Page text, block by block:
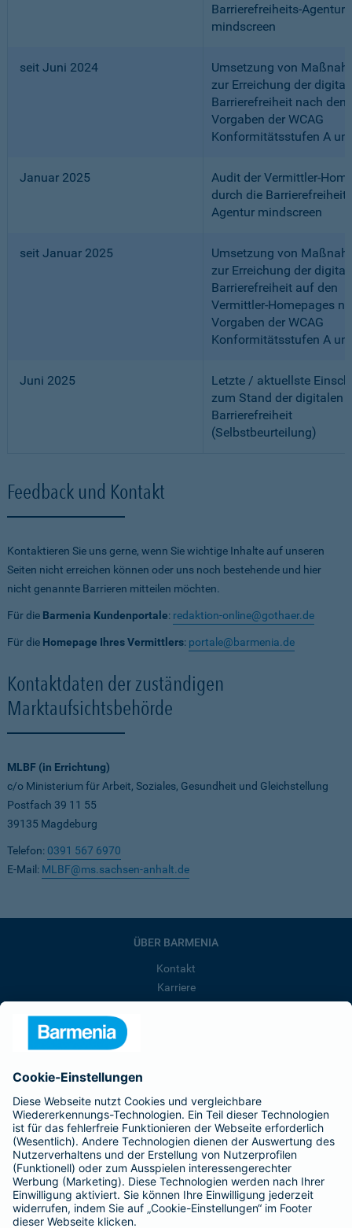
Barrierefreiheits-Agentur
mindscreen
seit Juni 2024
Umsetzung von
zur Erreichung der
Barrierefreiheit nach den
Vorgaben der WCAG
Konformitätsstufen A
Januar 2025
Audit der Vermittler-
durch die
Agentur mindscreen
seit Januar 2025
Umsetzung von
zur Erreichung der
Barrierefreiheit auf den
Vermittler-Homepages
Vorgaben der WCAG
Konformitätsstufen A
Juni 2025
Letzte / aktuellste
zum Stand der digitalen
Barrierefreiheit
(Selbstbeurteilung)
Feedback und Kontakt
Kontaktieren Sie uns gerne, wenn Sie wichtige Inhalte auf unseren
Seiten nicht erreichen können oder uns noch bestehende und hier
nicht genannte Barrieren mitteilen möchten.
Für die Barmenia Kundenportale: redaktion-online@gothaer.de
Für die Homepage Ihres Vermittlers: portale@barmenia.de
Kontaktdaten der zuständigen
Marktaufsichtsbehörde
MLBF (in Errichtung)
c/o Ministerium für Arbeit, Soziales, Gesundheit und Gleichstellung
Postfach 39 11 55
39135 Magdeburg
Telefon: 0391 567 6970
E-Mail: MLBF@ms.sachsen-anhalt.de
ÜBER BARMENIA
Kontakt
Karriere
Presse
Barmenia ist Teil der BarmeniaGothaer
BELIEBTE SEITEN
Kranken-Zusatzversicherung
Tierversicherungen
Haftpflichtversicherung
Hausratversicherung